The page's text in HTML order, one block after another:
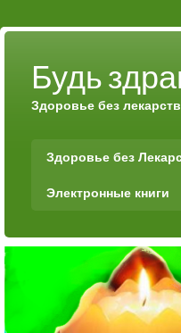
Будь
Здоровье без лекарств
Здоровье без
Электронные книги